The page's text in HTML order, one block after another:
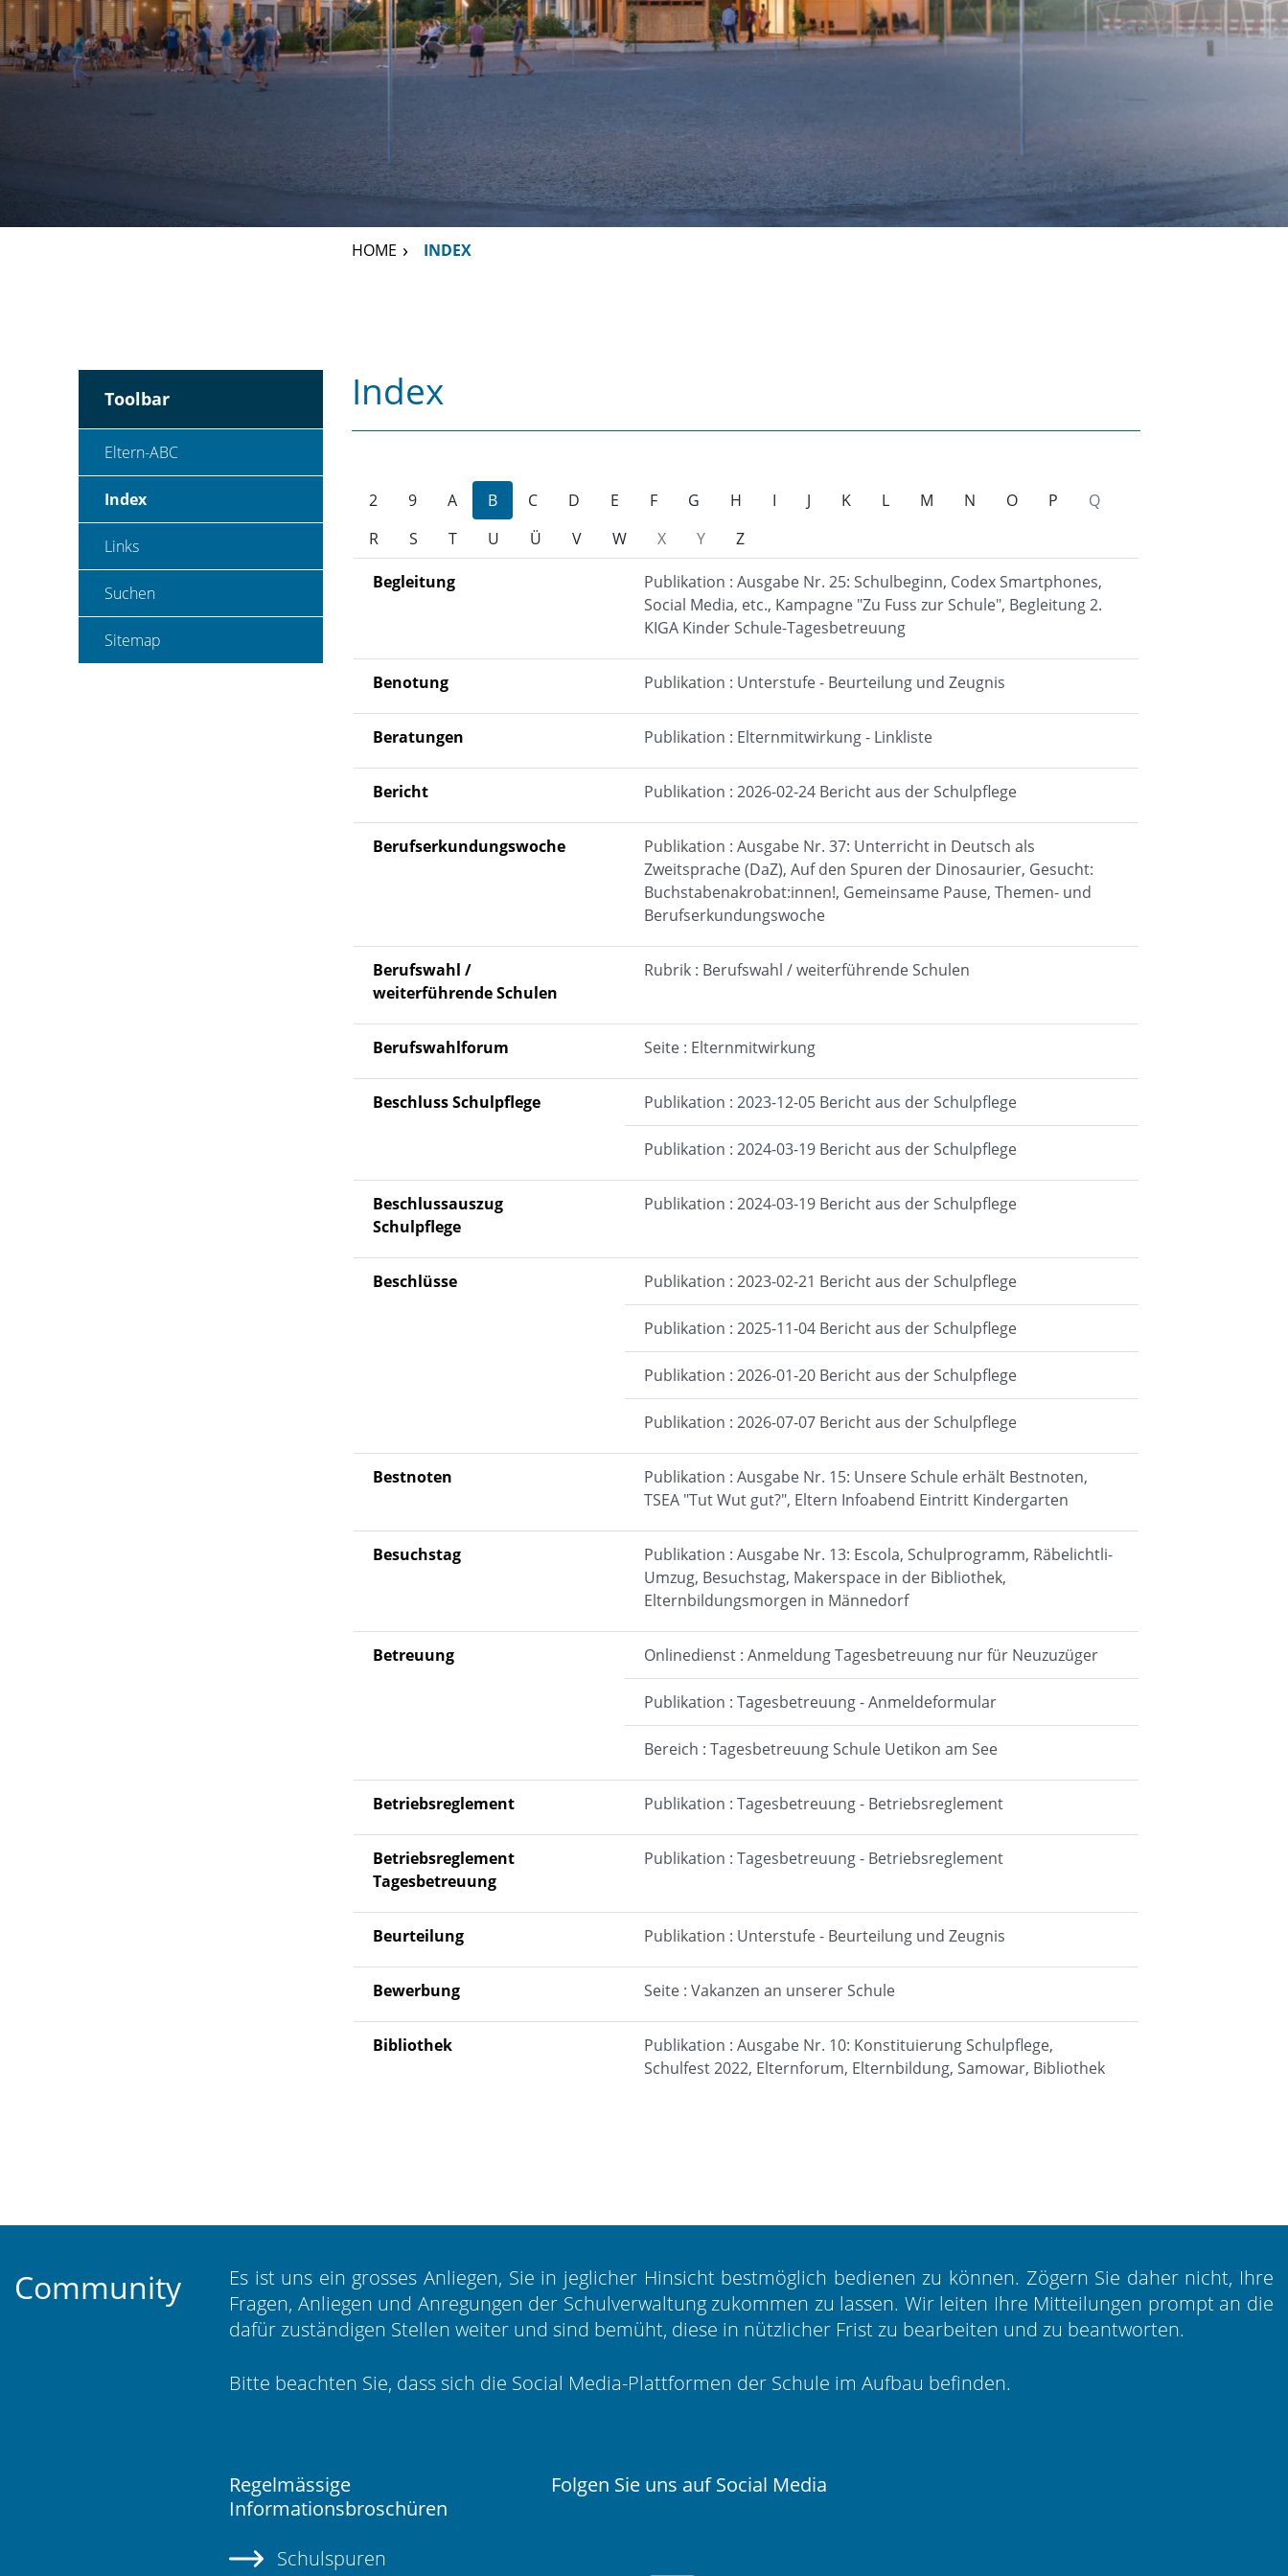
HOME INDEX
Toolbar
Eltern-ABC
Index
Links
Suchen
Sitemap
Index
2 9 A B C D E F G H I J K L M N O P
Q
R
S T U Ü V W X Y Z
Begleitung
Publikation : Ausgabe Nr. 25: Schulbeginn, Codex Smartphones,
Social Media, etc., Kampagne "Zu Fuss zur Schule", Begleitung 2.
KIGA Kinder Schule-Tagesbetreuung
Benotung Publikation : Unterstufe - Beurteilung und Zeugnis
Beratungen Publikation : Elternmitwirkung - Linkliste
Bericht Publikation : 2026-02-24 Bericht aus der Schulpflege
Berufserkundungswoche
Publikation : Ausgabe Nr. 37: Unterricht in Deutsch als
Zweitsprache (DaZ), Auf den Spuren der Dinosaurier, Gesucht:
Buchstabenakrobat:innen!, Gemeinsame Pause, Themen- und
Berufserkundungswoche
Berufswahl /
weiterführende Schulen
Rubrik : Berufswahl / weiterführende Schulen
Berufswahlforum Seite : Elternmitwirkung
Beschluss Schulpflege Publikation : 2023-12-05 Bericht aus der Schulpflege
Publikation : 2024-03-19 Bericht aus der Schulpflege
Beschlussauszug
Schulpflege
Publikation : 2024-03-19 Bericht aus der Schulpflege
Beschlüsse Publikation : 2023-02-21 Bericht aus der Schulpflege
Publikation : 2025-11-04 Bericht aus der Schulpflege
Publikation : 2026-01-20 Bericht aus der Schulpflege
Publikation : 2026-07-07 Bericht aus der Schulpflege
Bestnoten
Publikation : Ausgabe Nr. 15: Unsere Schule erhält Bestnoten,
TSEA "Tut Wut gut?", Eltern Infoabend Eintritt Kindergarten
Besuchstag
Publikation : Ausgabe Nr. 13: Escola, Schulprogramm, Räbelichtli-
Umzug, Besuchstag, Makerspace in der Bibliothek,
Elternbildungsmorgen in Männedorf
Betreuung Onlinedienst : Anmeldung Tagesbetreuung nur für Neuzuzüger
Publikation : Tagesbetreuung - Anmeldeformular
Bereich : Tagesbetreuung Schule Uetikon am See
Betriebsreglement Publikation : Tagesbetreuung - Betriebsreglement
Betriebsreglement
Tagesbetreuung
Publikation : Tagesbetreuung - Betriebsreglement
Beurteilung Publikation : Unterstufe - Beurteilung und Zeugnis
Bewerbung Seite : Vakanzen an unserer Schule
Bibliothek
Publikation : Ausgabe Nr. 10: Konstituierung Schulpflege,
Schulfest 2022, Elternforum, Elternbildung, Samowar, Bibliothek
Community
Es ist uns ein grosses Anliegen, Sie in jeglicher Hinsicht bestmöglich bedienen zu können. Zögern Sie daher nicht, Ihre
Fragen, Anliegen und Anregungen der Schulverwaltung zukommen zu lassen. Wir leiten Ihre Mitteilungen prompt an die
dafür zuständigen Stellen weiter und sind bemüht, diese in nützlicher Frist zu bearbeiten und zu beantworten.
Bitte beachten Sie, dass sich die Social Media-Plattformen der Schule im Aufbau befinden.
Regelmässige
Informationsbroschüren
Schulspuren
Folgen Sie uns auf Social Media